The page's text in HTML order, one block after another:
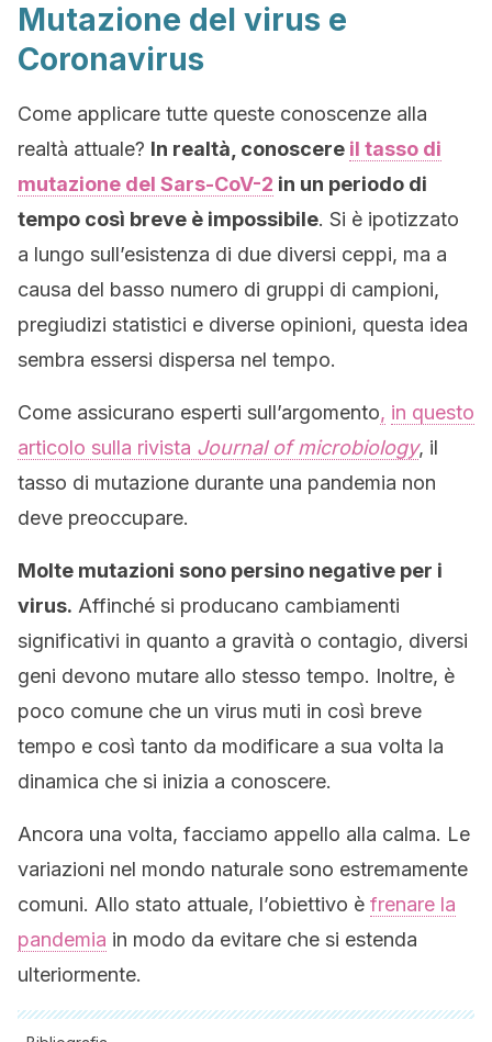
Mutazione del virus e
Coronavirus
Come applicare tutte queste conoscenze alla
realtà attuale? In realtà, conoscere il tasso di
mutazione del Sars-CoV-2 in un periodo di
tempo così breve è impossibile. Si è ipotizzato
a lungo sull’esistenza di due diversi ceppi, ma a
causa del basso numero di gruppi di campioni,
pregiudizi statistici e diverse opinioni, questa idea
sembra essersi dispersa nel tempo.
Come assicurano esperti sull’argomento, in questo
articolo sulla rivista Journal of microbiology, il
tasso di mutazione durante una pandemia non
deve preoccupare.
Molte mutazioni sono persino negative per i
virus. Affinché si producano cambiamenti
significativi in quanto a gravità o contagio, diversi
geni devono mutare allo stesso tempo. Inoltre, è
poco comune che un virus muti in così breve
tempo e così tanto da modificare a sua volta la
dinamica che si inizia a conoscere.
Ancora una volta, facciamo appello alla calma. Le
variazioni nel mondo naturale sono estremamente
comuni. Allo stato attuale, l’obiettivo è frenare la
pandemia in modo da evitare che si estenda
ulteriormente.